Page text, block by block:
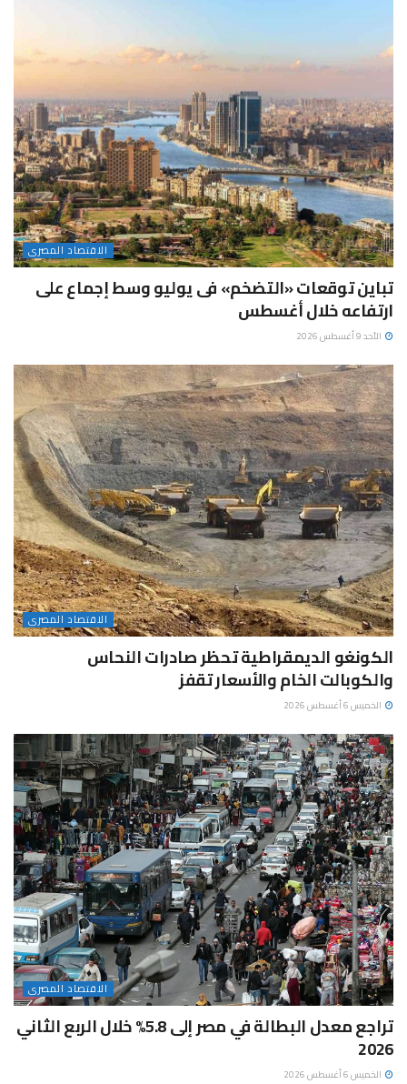
الاقتصاد المصرى
تباين توقعات «التضخم» فى يوليو وسط إجماع على
ارتفاعه خلال أغسطس
الأحد 9 أغسطس 2026
الاقتصاد المصرى
الكونغو الديمقراطية تحظر صادرات النحاس
والكوبالت الخام والأسعار تقفز
الخميس 6 أغسطس 2026
الاقتصاد المصرى
تراجع معدل البطالة في مصر إلى 5.8% خلال الربع الثاني
2026
الخميس 6 أغسطس 2026